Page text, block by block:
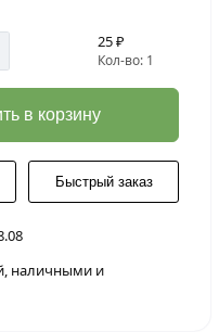
25 ₽
Кол-во: 1
в корзину
Быстрый заказ
наличными и